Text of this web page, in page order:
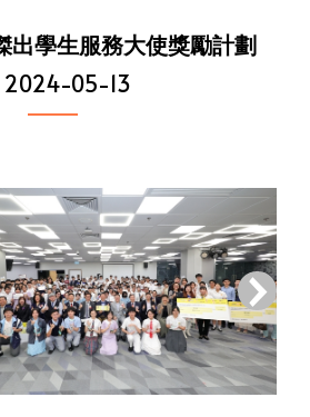
學生服務大使獎勵計劃
2024-05-13
›